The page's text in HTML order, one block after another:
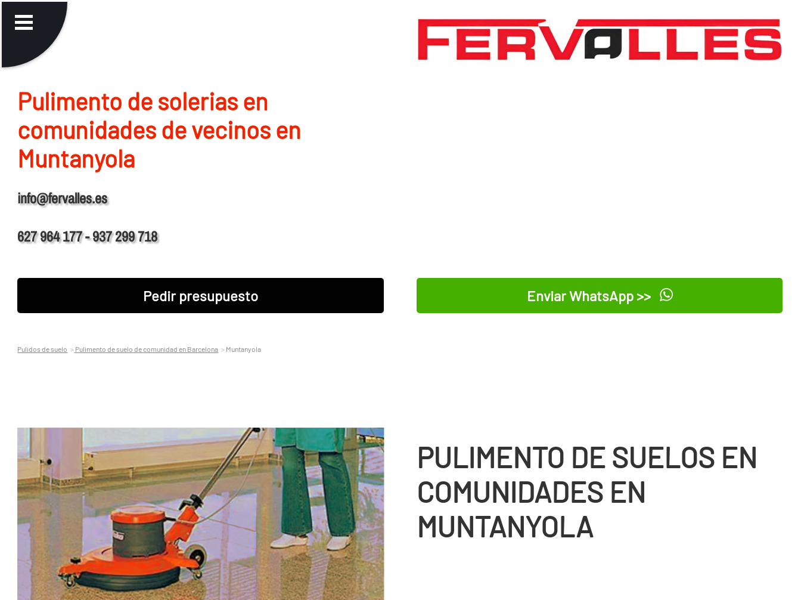
Pulimento de solerias en
comunidades de vecinos en
Muntanyola
info@fervalles.es
627 964 177 - 937 299 718
Pedir presupuesto Enviar WhatsApp >>
Pulidos de suelo Pulimento de suelo de comunidad en Barcelona Muntanyola
PULIMENTO DE SUELOS EN
COMUNIDADES EN
MUNTANYOLA